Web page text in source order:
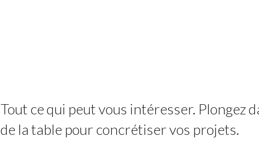
Tout ce qui peut vous intéresser. Plongez
de la table pour concrétiser vos projets.